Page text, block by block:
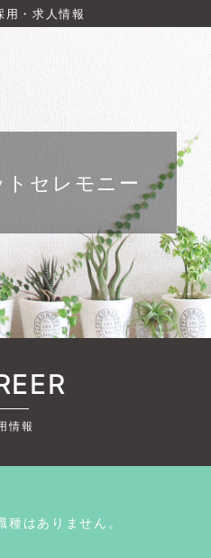
用・求人情報
トセレモニー
情報
種はありません。